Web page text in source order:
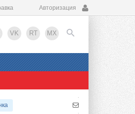
Авторизация
VK RT MX
EN